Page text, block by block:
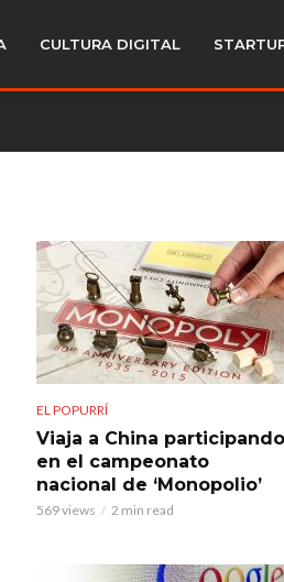
CULTURA DIGITAL
EL POPURRÍ
Viaja a China participando
en el campeonato
nacional de ‘Monopolio’
569 views 2 min read